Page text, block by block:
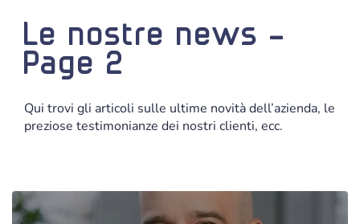
Le nostre news -
Page 2
Qui trovi gli articoli sulle ultime novità dell’azienda, le
preziose testimonianze dei nostri clienti, ecc.